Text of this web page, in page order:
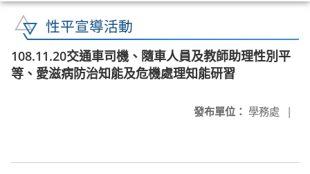
性平宣導活動
108.11.20交通車司機、隨車人員及教師助理性別平
等、愛滋病防治知能及危機處理知能研習
發布單位： 學務處 |